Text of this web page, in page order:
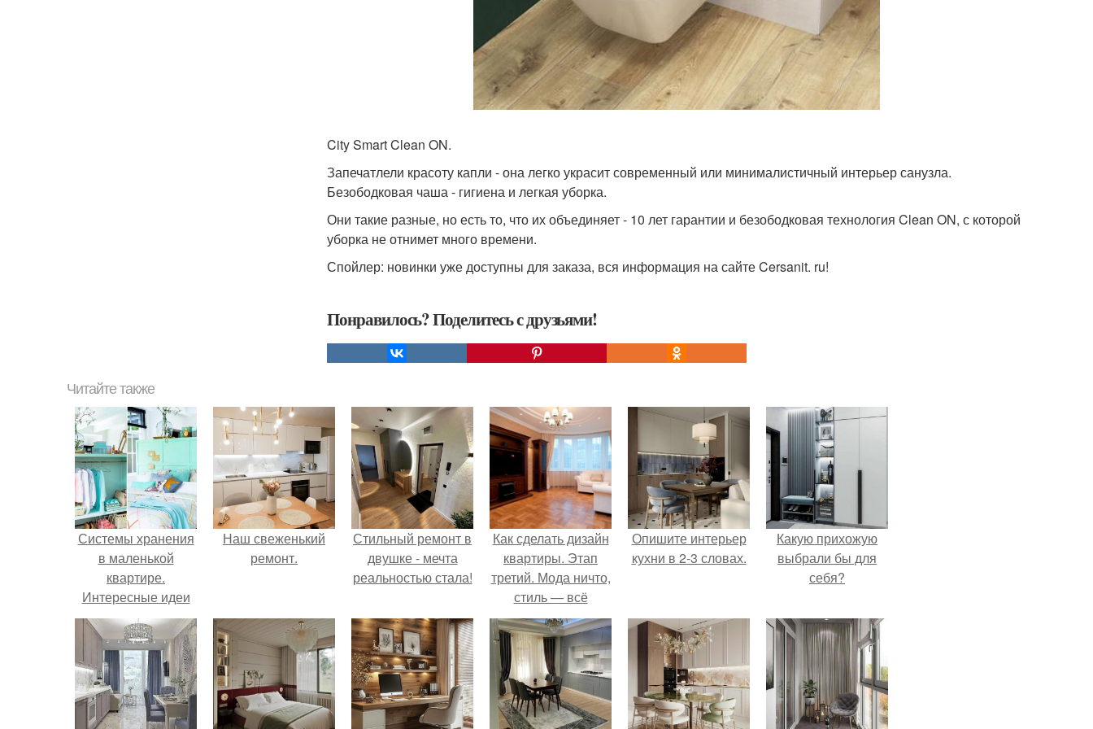
City Smart Clean ON.
Запечатлели красоту капли - она легко украсит современный или минималистичный интерьер санузла.
Безободковая чаша - гигиена и легкая уборка.
Они такие разные, но есть то, что их объединяет - 10 лет гарантии и безободковая технология Clean ON, с которой
уборка не отнимет много времени.
Спойлер: новинки уже доступны для заказа, вся информация на сайте Cersanit. ru!
Понравилось? Поделитесь с друзьями!
Читайте также
Системы хранения
в маленькой
квартире.
Интересные идеи
для дома и дачи
Наш свеженький
ремонт.
Стильный ремонт в
двушке - мечта
реальностью стала!
Как сделать дизайн
квартиры. Этап
третий. Мода ничто,
стиль — всё
Опишите интерьер
кухни в 2-3 словах.
Какую прихожую
выбрали бы для
себя?